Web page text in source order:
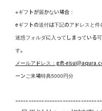
※ギフトが届かない場合：
eギフトの送付は下記のアドレスと件
迷惑フォルダに入ってしまっている
す。
メールアドレス：gift-
ーンご来場特典5000円分